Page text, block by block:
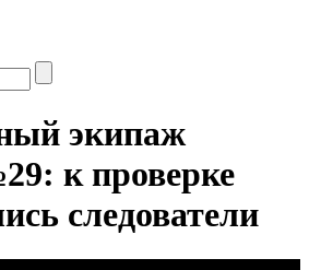
экипаж
к проверке
следователи